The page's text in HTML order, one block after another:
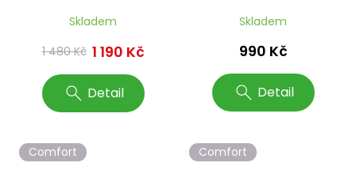
Skladem
1 480 Kč 1 190 Kč
Detail
Skladem
990 Kč
Detail
Comfort Comfort